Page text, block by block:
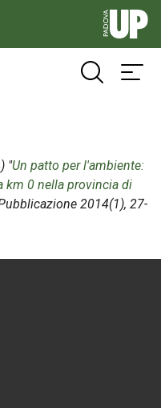
"Un patto per l'ambiente:
km 0 nella provincia di
2014(1), 27-